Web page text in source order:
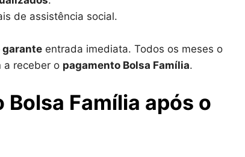
de assistência social.
garante entrada imediata. Todos os meses o
a receber o pagamento Bolsa Família.
Família após o